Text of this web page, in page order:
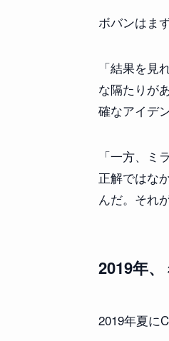
ボバンはま
「結果を
な隔たりが
確なアイデ
「一方、
正解ではな
んだ。それ
2019年
2019年夏に